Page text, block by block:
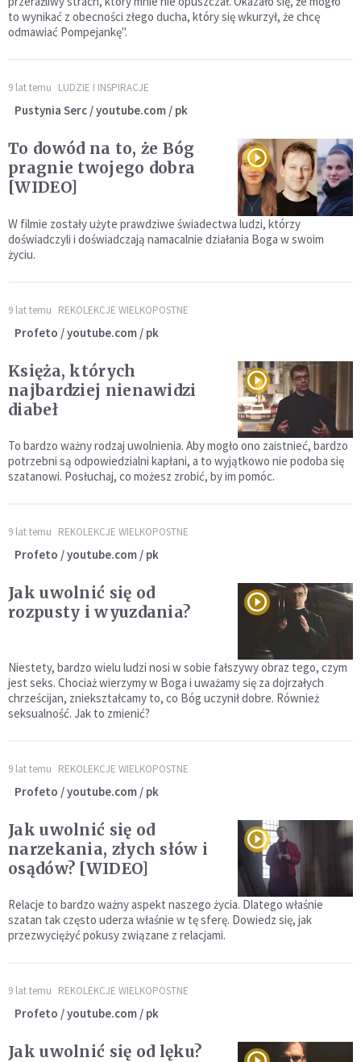
to wynikać z obecności złego ducha, który się wkurzył, że chcę
odmawiać Pompejankę".
9 lat temu LUDZIE I INSPIRACJE
Pustynia Serc / youtube.com / pk
To dowód na to, że Bóg
pragnie twojego dobra
[WIDEO]
W filmie zostały użyte prawdziwe świadectwa ludzi, którzy
doświadczyli i doświadczają namacalnie działania Boga w swoim
życiu.
9 lat temu REKOLEKCJE WIELKOPOSTNE
Profeto / youtube.com / pk
Księża, których
najbardziej nienawidzi
diabeł
To bardzo ważny rodzaj uwolnienia. Aby mogło ono zaistnieć, bardzo
potrzebni są odpowiedzialni kapłani, a to wyjątkowo nie podoba się
szatanowi. Posłuchaj, co możesz zrobić, by im pomóc.
9 lat temu REKOLEKCJE WIELKOPOSTNE
Profeto / youtube.com / pk
Jak uwolnić się od
rozpusty i wyuzdania?
Niestety, bardzo wielu ludzi nosi w sobie fałszywy obraz tego, czym
jest seks. Chociaż wierzymy w Boga i uważamy się za dojrzałych
chrześcijan, zniekształcamy to, co Bóg uczynił dobre. Również
seksualność. Jak to zmienić?
9 lat temu REKOLEKCJE WIELKOPOSTNE
Profeto / youtube.com / pk
Jak uwolnić się od
narzekania, złych słów i
osądów? [WIDEO]
Relacje to bardzo ważny aspekt naszego życia. Dlatego właśnie
szatan tak często uderza właśnie w tę sferę. Dowiedz się, jak
przezwyciężyć pokusy związane z relacjami.
9 lat temu REKOLEKCJE WIELKOPOSTNE
Profeto / youtube.com / pk
Jak uwolnić się od lęku?